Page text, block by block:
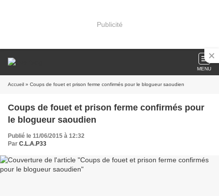
Publicité
MENU
Accueil » Coups de fouet et prison ferme confirmés pour le blogueur saoudien
Coups de fouet et prison ferme confirmés pour
le blogueur saoudien
Publié le 11/06/2015 à 12:32
Par C.L.A.P33